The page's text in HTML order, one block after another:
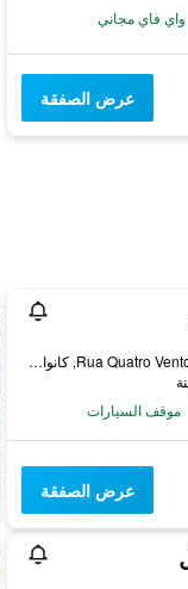
واي فاي مجاني
عرض الصفقة
62800000 Rua Quatro Ventos Aracati, CE, كانوا كويبرادا, البرازيل
موقف السيارات
عرض الصفقة